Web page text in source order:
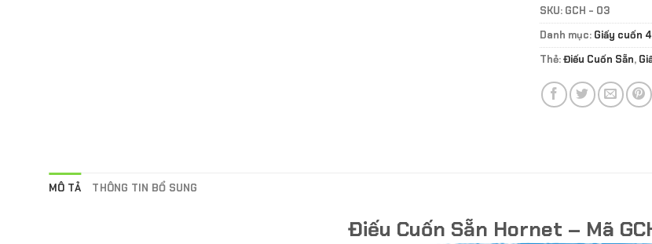
SKU: GCH - 03
Danh mục: Giấy cuốn
Thẻ:Điếu Cuốn Sẵn,
MÔ TẢ THÔNG TIN BỔ SUNG
Điếu Cuốn Sẵn Hornet – Mã